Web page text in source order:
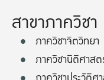
สาขาภาควิชา
ภาควิชาจิตวิทยา
ภาควิชานิติศาส